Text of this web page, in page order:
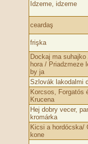
Idzeme, idzeme
ceardaş
frişka
Dockaj ma suhajko
hora / Priadzmeze
by ja
Szlovák lakodalmi
Korcsos, Forgatós
Krucena
Hej dobry vecer,
kromárka
Kicsi a hordócska/
kone